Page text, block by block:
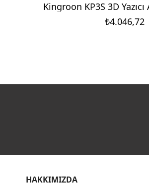
Kingroon KP3S 3D
₺4.046,72
HAKKIMIZDA